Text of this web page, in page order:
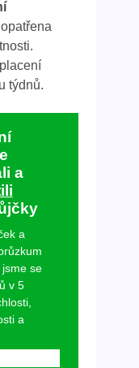
týdnů.
a
a
se
v 5
a